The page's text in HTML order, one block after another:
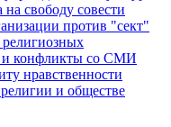
свободу совести
против "сект"
и конфликты со СМИ
нравственности
и обществе